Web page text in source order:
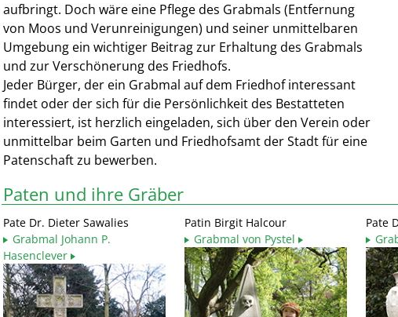
aufbringt. Doch wäre eine Pflege des Grabmals (Entfernung
von Moos und Verunreinigungen) und seiner unmittelbaren
Umgebung ein wichtiger Beitrag zur Erhaltung des Grabmals
und zur Verschönerung des Friedhofs.
Jeder Bürger, der ein Grabmal auf dem Friedhof interessant
findet oder der sich für die Persönlichkeit des Bestatteten
interessiert, ist herzlich eingeladen, sich über den Verein oder
unmittelbar beim Garten und Friedhofsamt der Stadt für eine
Patenschaft zu bewerben.
Paten und ihre Gräber
Pate Dr. Dieter Sawalies
Grabmal Johann P.
Hasenclever
Patin Birgit Halcour
Grabmal von Pystel
Pate